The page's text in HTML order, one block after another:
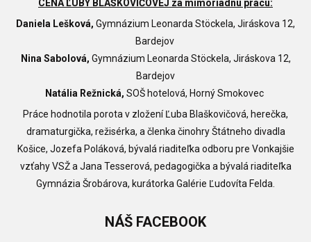
CENA ĽUBY BLAŠKOVIČOVEJ za mimoriadnu prácu:
Daniela Lešková, Gymnázium Leonarda Stöckela, Jiráskova 12,
Bardejov
Nina Sabolová, Gymnázium Leonarda Stöckela, Jiráskova 12,
Bardejov
Natália Režnická, SOŠ hotelová, Horný Smokovec
Práce hodnotila porota v zložení Ľuba Blaškovičová, herečka,
dramaturgička, režisérka, a členka činohry Štátneho divadla
Košice, Jozefa Poláková, bývalá riaditeľka odboru pre Vonkajšie
vzťahy VSŽ a Jana Tesserová, pedagogička a bývalá riaditeľka
Gymnázia Šrobárova, kurátorka Galérie Ľudovíta Felda.
NÁŠ FACEBOOK